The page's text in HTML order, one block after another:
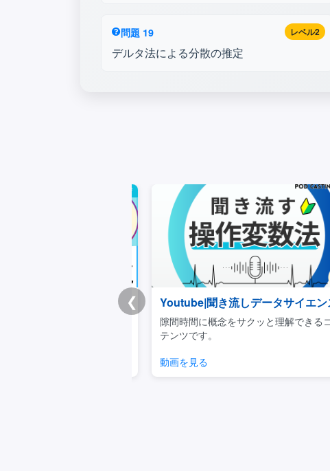
レベル2
問題 19
デルタ法による分散の推定
❮ Youtube|聞き流しデータサイエンス
隙間時間に概念をサクッと理解できるコン
テンツです。
動画を見る